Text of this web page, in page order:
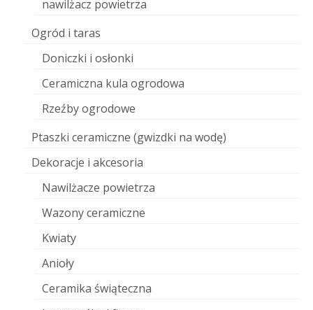
nawilżacz powietrza
Ogród i taras
Doniczki i osłonki
Ceramiczna kula ogrodowa
Rzeźby ogrodowe
Ptaszki ceramiczne (gwizdki na wodę)
Dekoracje i akcesoria
Nawilżacze powietrza
Wazony ceramiczne
Kwiaty
Anioły
Ceramika świąteczna